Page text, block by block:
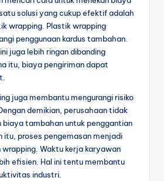
solusi yang cukup efektif adalah
wrapping. Plastik wrapping
penggunaan kardus tambahan.
juga lebih ringan dibanding
itu, biaya pengiriman dapat
juga membantu mengurangi risiko
demikian, perusahaan tidak
biaya tambahan untuk penggantian
itu, proses pengemasan menjadi
Waktu kerja karyawan
efisien. Hal ini tentu membantu
industri.